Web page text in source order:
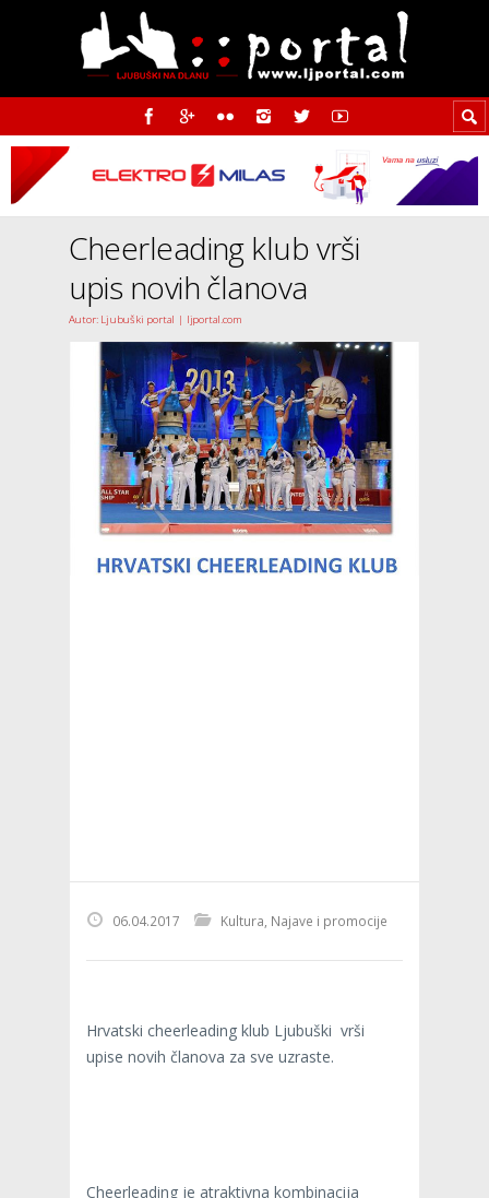
Cheerleading klub vrši
upis novih članova
Autor: Ljubuški portal | ljportal.com
06.04.2017 Kultura Najave i promocije
Hrvatski cheerleading klub Ljubuški vrši
upise novih članova za sve uzraste.
Cheerleading je atraktivna kombinacija